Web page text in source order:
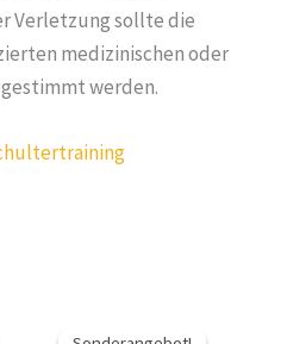
Verletzung sollte die
medizinischen oder
werden.